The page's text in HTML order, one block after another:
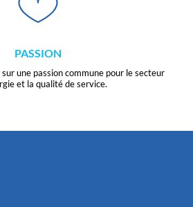
PASSION
une passion commune pour le secteur
et la qualité de service.